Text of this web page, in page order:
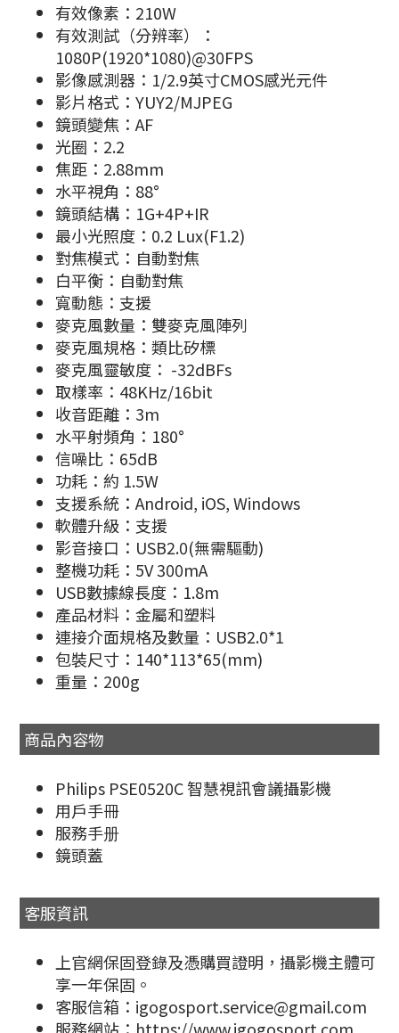
有效像素：210W
有效測試（分辨率）：
1080P(1920*1080)@30FPS
影像感測器：1/2.9英寸CMOS感光元件
影片格式：YUY2/MJPEG
鏡頭變焦：AF
光圈：2.2
焦距：2.88mm
水平視角：88°
鏡頭結構：1G+4P+IR
最小光照度：0.2 Lux(F1.2)
對焦模式：自動對焦
白平衡：自動對焦
寬動態：支援
麥克風數量：雙麥克風陣列
麥克風規格：類比矽標
麥克風靈敏度： -32dBFs
取樣率：48KHz/16bit
收音距離：3m
水平射頻角：180°
信噪比：65dB
功耗：約 1.5W
支援系統：Android, iOS, Windows
軟體升級：支援
影音接口：USB2.0(無需驅動)
整機功耗：5V 300mA
USB數據線長度：1.8m
產品材料：金屬和塑料
連接介面規格及數量：USB2.0*1
包裝尺寸：140*113*65(mm)
重量：200g
商品內容物
Philips PSE0520C 智慧視訊會議攝影機
用戶手冊
服務手册
鏡頭蓋
客服資訊
上官網保固登錄及憑購買證明，攝影機主體可
享一年保固。
客服信箱：igogosport.service@gmail.com